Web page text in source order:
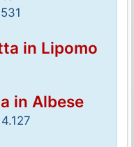
in Lipomo
in Albese
4.127